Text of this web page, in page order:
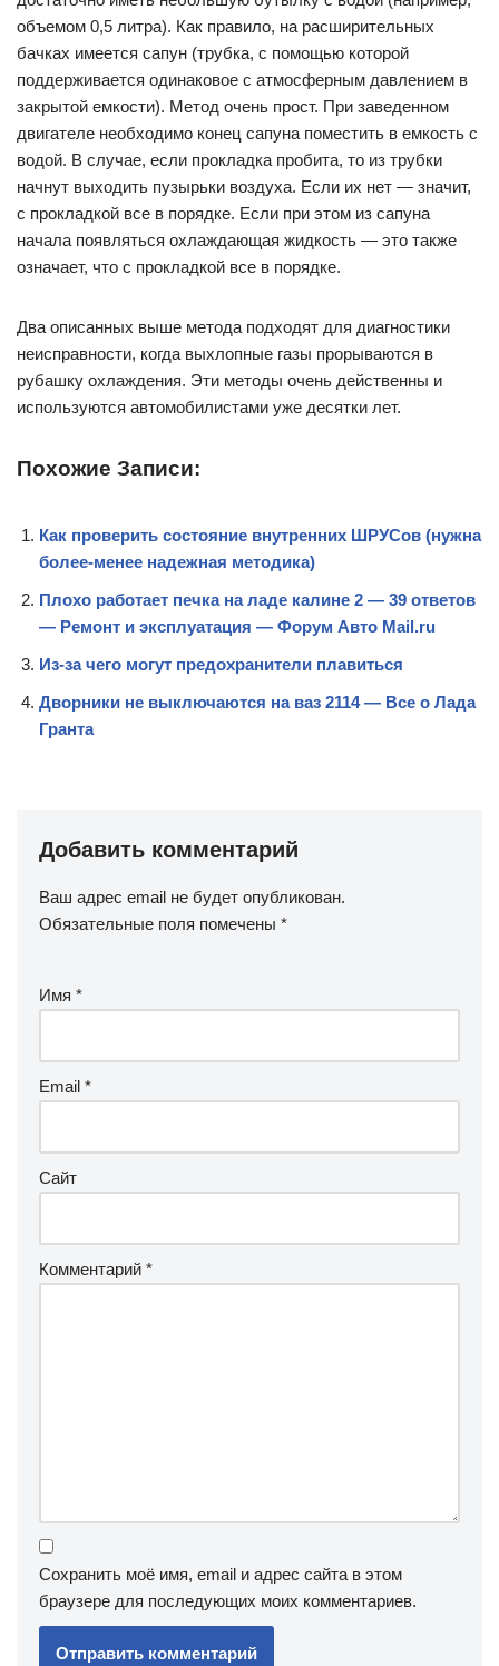
объемом 0,5 литра). Как правило, на расширительных
бачках имеется сапун (трубка, с помощью которой
поддерживается одинаковое с атмосферным давлением в
закрытой емкости). Метод очень прост. При заведенном
двигателе необходимо конец сапуна поместить в емкость с
водой. В случае, если прокладка пробита, то из трубки
начнут выходить пузырьки воздуха. Если их нет — значит,
с прокладкой все в порядке. Если при этом из сапуна
начала появляться охлаждающая жидкость — это также
означает, что с прокладкой все в порядке.
Два описанных выше метода подходят для диагностики
неисправности, когда выхлопные газы прорываются в
рубашку охлаждения. Эти методы очень действенны и
используются автомобилистами уже десятки лет.
Похожие Записи:
Как проверить состояние внутренних ШРУСов (нужна
более-менее надежная методика)
Плохо работает печка на ладе калине 2 — 39 ответов
— Ремонт и эксплуатация — Форум Авто Mail.ru
Из-за чего могут предохранители плавиться
Дворники не выключаются на ваз 2114 — Все о Лада
Гранта
Добавить комментарий
Ваш адрес email не будет опубликован.
Обязательные поля помечены *
Имя *
Email *
Сайт
Комментарий *
Сохранить моё имя, email и адрес сайта в этом
браузере для последующих моих комментариев.